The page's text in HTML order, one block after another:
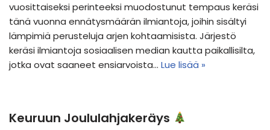
vuosittaiseksi perinteeksi muodostunut tempaus keräsi
tänä vuonna ennätysmäärän ilmiantoja, joihin sisältyi
lämpimiä perusteluja arjen kohtaamisista. Järjestö
keräsi ilmiantoja sosiaalisen median kautta paikallisilta,
jotka ovat saaneet ensiarvoista… Lue lisää »
Keuruun Joululahjakeräys